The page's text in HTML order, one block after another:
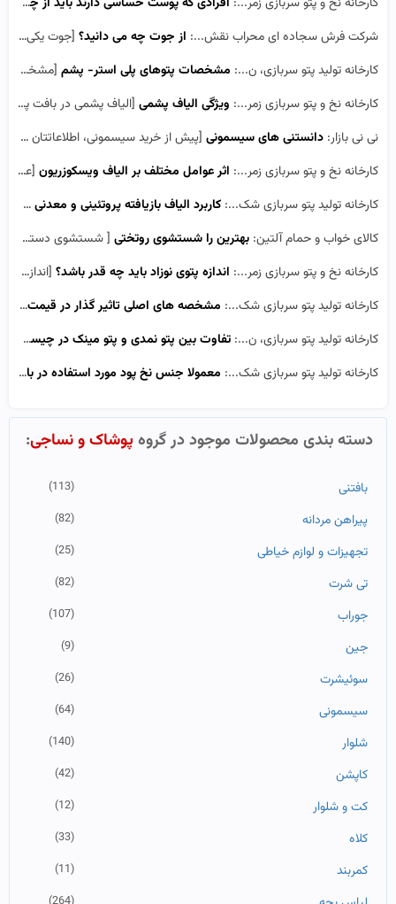
شرکت فرش سجاده ای محراب نقش...: از جوت چه می دانید؟ [جوت یکی از الیاف طبیعی مهم و ارزشمند است که استفاده های گسترده ای از آن در سراسر جهان به عمل می آ...]
کارخانه تولید پتو سربازی، ن...: مشخصات پتوهای پلی استر- پشم [مشخصات پتوهای پلی استر- پشم سیستم بافندگی پتو از تار و پود میباشد.نخ پود تولید شده از سیستم ریسن...]
کارخانه نخ و پتو سربازی زمر...: ویژگی الیاف پشمی [الیاف پشمی در بافت پتو های پشمی بسیار استفاده می شوند و جزء الیاف حیوانی می باشند و به الیاف حیوا...]
نی نی بازار: دانستنی های سیسمونی [پیش از خرید سیسمونی، اطلاعاتتان را بیشتر کنید ... با توجه به اینکه اکثر هموطنان گرامی در خرید ...]
کارخانه نخ و پتو سربازی زمر...: اثر عوامل مختلف بر الیاف ویسکوزریون [عوامل محیطی مختلف مانند نور، حرارت و رطوبت بر روی الیاف ویسکوزریون تاثیر می گذارند هم چنین انواع ...]
کارخانه تولید پتو سربازی شک...: کاربرد الیاف بازیافته پروتئینی و معدنی در نساجی و پتوی نسوز
کالای خواب و حمام آلتین: بهترین را شستشوی روتختی [ شستشوی دستی یا ماشینی باید با عملیات ملایم و درحداکثر دمای 30 درجه سانتی گراد (آب سرد) انجام شو...]
کارخانه نخ و پتو سربازی زمر...: اندازه پتوی نوزاد باید چه قدر باشد؟ [اندازه ی پتوی نوزاد بسیار اهمیت دارد زیرا اگر بزرگ باشد نوزاد در آن گم میشود و اگر هم کوچک باشد ن...]
کارخانه تولید پتو سربازی شک...: مشخصه های اصلی تاثیر گذار در قیمت پتو کدامند ؟
کارخانه تولید پتو سربازی، ن...: تفاوت بین پتو نمدی و پتو مینک در چیست؟
کارخانه تولید پتو سربازی شک...: معمولا جنس نخ پود مورد استفاده در بافت پتو چه چیزی می باشد؟
دسته بندی محصولات موجود در گروه پوشاک و نساجی:
بافتنی (113)
پیراهن مردانه (82)
تجهیزات و لوازم خیاطی (25)
تی شرت (82)
جوراب (107)
جین (9)
سوئیشرت (26)
سیسمونی (64)
شلوار (140)
کاپشن (42)
کت و شلوار (12)
کلاه (33)
کمربند (11)